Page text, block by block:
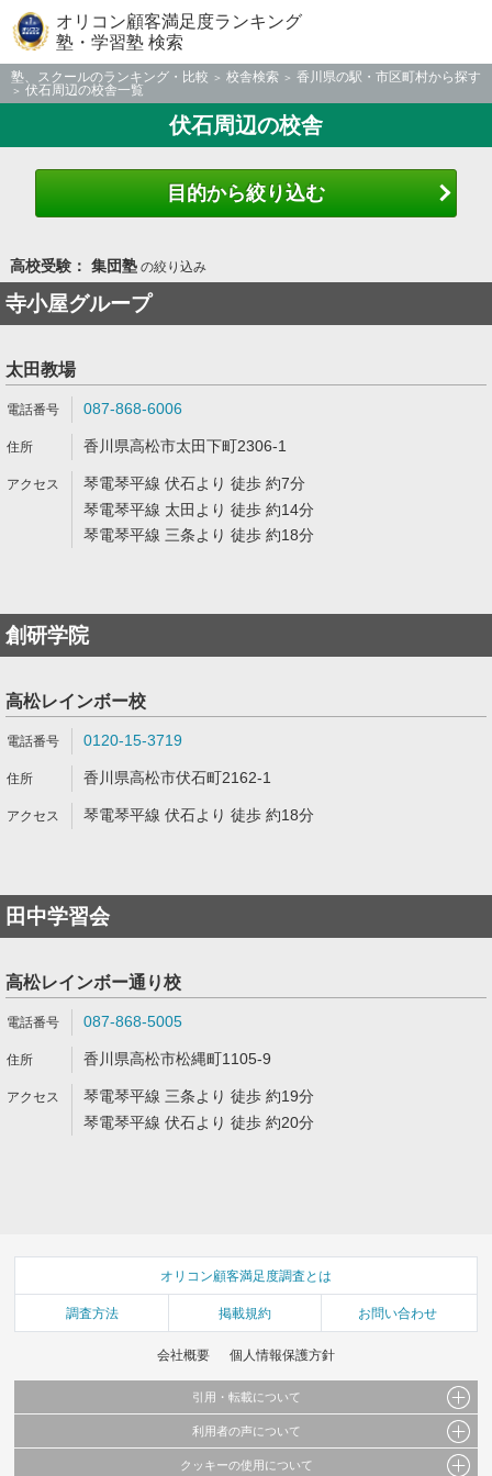
オリコン顧客満足度ランキング
塾・学習塾 検索
塾、スクールのランキング・比較 校舎検索
香川県の駅・市区町村から探す
伏石周辺の校舎一覧
伏石周辺の校舎
目的から絞り込む
高校受験： 集団塾の絞り込み
寺小屋グループ
太田教場
087-868-6006
香川県高松市太田下町2306-1
琴電琴平線 伏石より 徒歩 約7分
琴電琴平線 太田より 徒歩 約14分
琴電琴平線 三条より 徒歩 約18分
創研学院
高松レインボー校
0120-15-3719
香川県高松市伏石町2162-1
琴電琴平線 伏石より 徒歩 約18分
田中学習会
高松レインボー通り校
087-868-5005
香川県高松市松縄町1105-9
琴電琴平線 三条より 徒歩 約19分
琴電琴平線 伏石より 徒歩 約20分
オリコン顧客満足度調査とは
調査方法 掲載規約 お問い合わせ
会社概要 個人情報保護方針
引用・転載について
当サイトで公開されている情報（文字、写真、イラスト、画像データ等）及びこれらの配
利用者の声について
当サイトに掲載している内容はすべてサービスの利用者が提出された見解・感想です。
クッキーの使用について